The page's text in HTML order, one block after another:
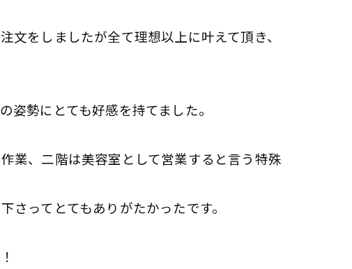
をしましたが全て理想以上に叶えて頂き、
勢にとても好感を持てました。
業、二階は美容室として営業すると言う特殊
ってとてもありがたかったです。